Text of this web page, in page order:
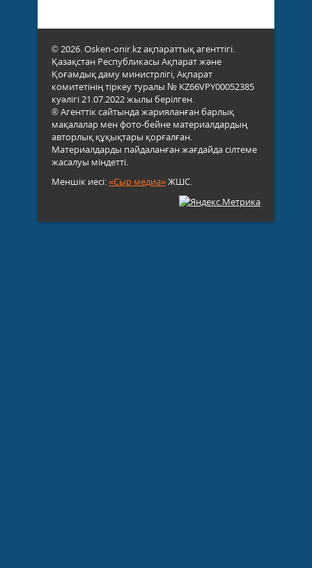
© 2026. Osken-onir.kz ақпараттық агенттігі.
Қазақстан Республикасы Ақпарат және
Қоғамдық даму министрлігі, Ақпарат
комитетінің тіркеу туралы № KZ66VPY00052385
куәлігі 21.07.2022 жылы берілген.
® Агенттік сайтында жарияланған барлық
мақалалар мен фото-бейне материалдардың
авторлық құқықтары қорғалған.
Материалдарды пайдаланған жағдайда сілтеме
жасалуы міндетті.
Меншік иесі:«Сыр медиа»ЖШС.